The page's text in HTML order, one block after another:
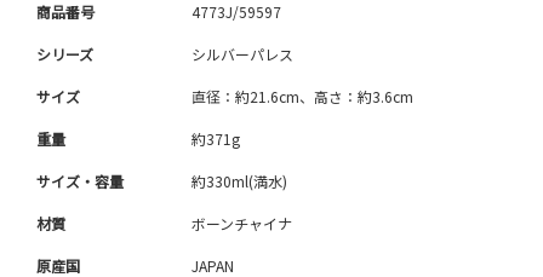
商品番号 4773J/59597
シリーズ シルバーパレス
サイズ 直径：約21.6cm、高さ：約3.6cm
重量 約371g
サイズ・容量 約330ml(満水)
材質 ボーンチャイナ
原産国 JAPAN